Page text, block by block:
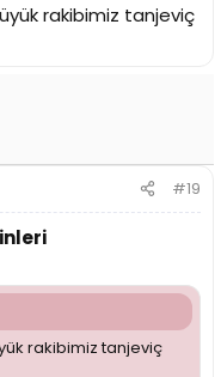
rakibimiz tanjeviç
#19
rakibimiz tanjeviç